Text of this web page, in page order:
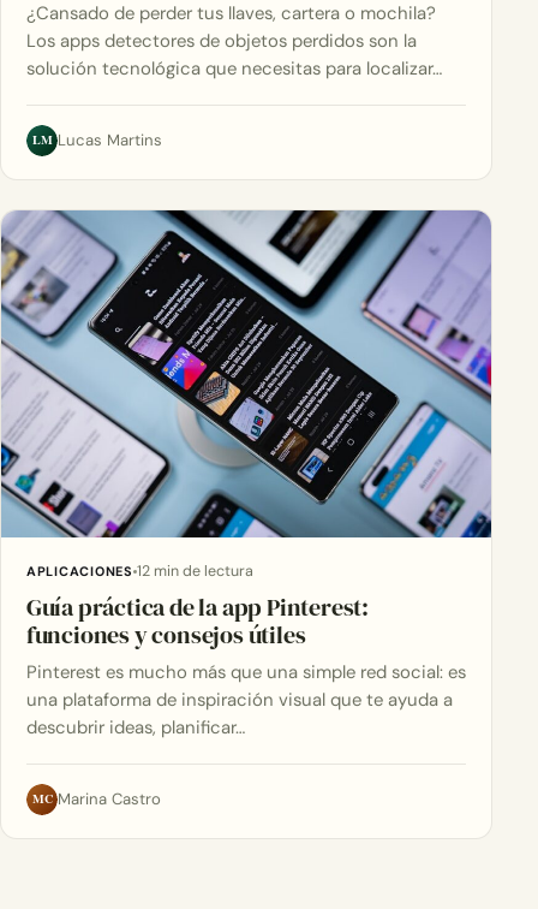
¿Cansado de perder tus llaves, cartera o mochila?
Los apps detectores de objetos perdidos son la
solución tecnológica que necesitas para localizar…
LM Lucas Martins
APLICACIONES 12 min de lectura
Guía práctica de la app Pinterest:
funciones y consejos útiles
Pinterest es mucho más que una simple red social: es
una plataforma de inspiración visual que te ayuda a
descubrir ideas, planificar…
MC Marina Castro